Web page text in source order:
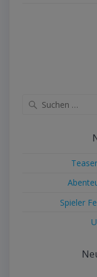
Spieler